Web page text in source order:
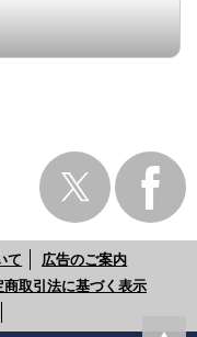
て
広告のご案内
商取引法に基づく表示